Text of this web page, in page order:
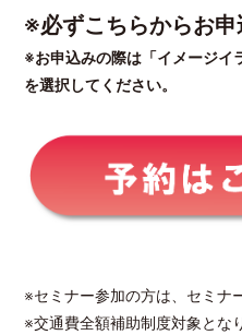
※必ずこちらからお申
※お申込みの際は「イメージイ
を選択してください。
※セミナー参加の方は、セミナ
※交通費全額補助制度対象とな